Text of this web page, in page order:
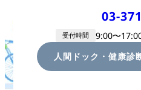
03-
受付時間 9:00〜
人間ドック・健康診